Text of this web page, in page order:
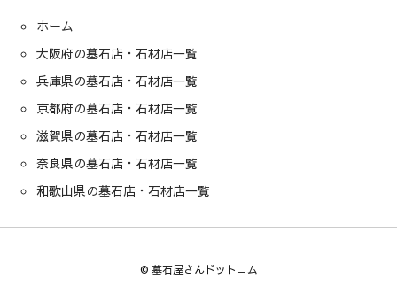
ホーム
大阪府の墓石店・石材店一覧
兵庫県の墓石店・石材店一覧
京都府の墓石店・石材店一覧
滋賀県の墓石店・石材店一覧
奈良県の墓石店・石材店一覧
和歌山県の墓石店・石材店一覧
© 墓石屋さんドットコム